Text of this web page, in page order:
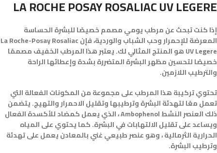
LA ROCHE POSAY ROSALIAC UV LEGERE
إذا كنت تبحث عن مرطب يومي مصمم خصيصًا للبشرة الحساسة
المعرضة للإحمرار وحب الشباب والوردية، فإن La Roche-Posay Rosaliac
UV Legere هو المنتج المثالي لك. يعتبر هذا المرطب الخفيف مصممًا
خصيصًا لتحسين مظهر البشرة المتضررة بشدة وإعطائها الراحة
والترطيب اللازمين.
تحتوي تركيبة هذا المرطب على مجموعة من المكونات الفعالة التي
تعمل معًا لتهدئة البشرة وترطيبها وتقليل الاحمرار والتهيج. يتضمن
ذلك العنصر النشط Ambophenol ، الذي يعمل كمضاد للأكسدة الفعال
ويساعد على تقليل الالتهابات في البشرة. كما يحتوي على المياه
الحرارية الثرمالية ، وهو عنصر طبيعي غني بالمعادن يعمل على تهدئة
وترطيب البشرة.